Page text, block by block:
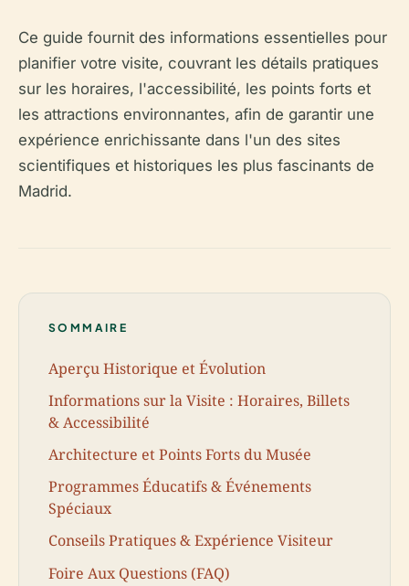
Ce guide fournit des informations essentielles pour
planifier votre visite, couvrant les détails pratiques
sur les horaires, l'accessibilité, les points forts et
les attractions environnantes, afin de garantir une
expérience enrichissante dans l'un des sites
scientifiques et historiques les plus fascinants de
Madrid.
SOMMAIRE
Aperçu Historique et Évolution
Informations sur la Visite : Horaires, Billets
& Accessibilité
Architecture et Points Forts du Musée
Programmes Éducatifs & Événements
Spéciaux
Conseils Pratiques & Expérience Visiteur
Foire Aux Questions (FAQ)